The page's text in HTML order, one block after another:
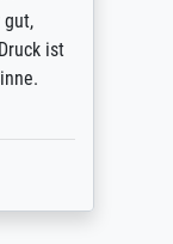
gut,
ist